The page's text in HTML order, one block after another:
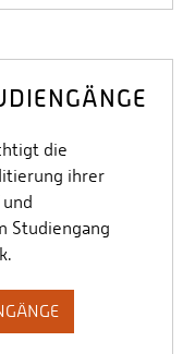
die
ihrer
Studiengang